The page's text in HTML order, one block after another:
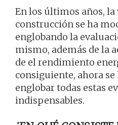
En los últimos años,
construcción se ha
englobando la
mismo, además de la
de el rendimiento
consiguiente, ahora
englobar todas estas
indispensables.